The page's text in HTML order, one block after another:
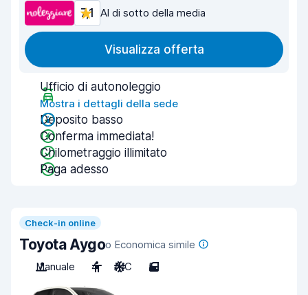
7,1 Al di sotto della media
Visualizza offerta
Ufficio di autonoleggio
Mostra i dettagli della sede
Deposito basso
Conferma immediata!
Chilometraggio illimitato
Paga adesso
Check-in online
Toyota Aygoo Economica simile
Manuale
4 A/C 5